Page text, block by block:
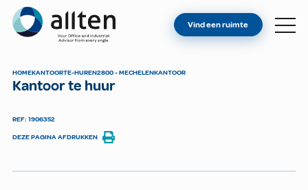
Allten
VIND EEN RUIMTE
Vind een ruimte
HOMEKANTOORTE-HUREN2800 - MECHELENKANTOOR
Kantoor te huur
REF: 1906352
DEZE PAGINA AFDRUKKEN